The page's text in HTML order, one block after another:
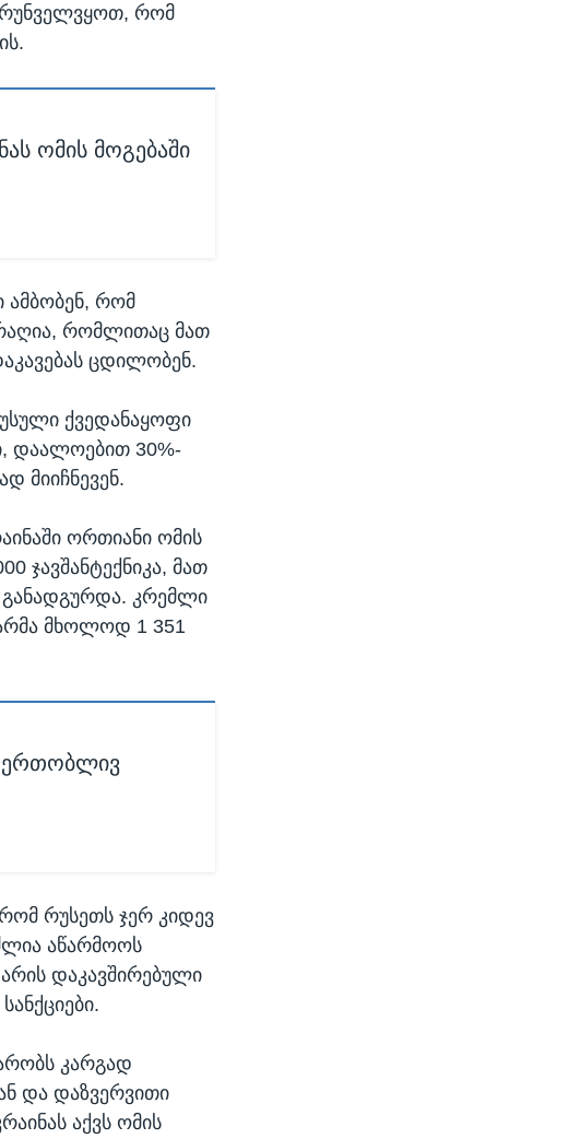
რომ
ომის მოგებაში
ამბობენ, რომ
რომლითაც მათ
ცდილობენ.
ქვედანაყოფი
დაალოებით 30%-
მიიჩნევენ.
ორთიანი ომის
ჯავშანტექნიკა, მათ
კრემლი
მხოლოდ 1 351
ერთობლივ
რუსეთს ჯერ კიდევ
აწარმოოს
დაკავშირებული
კარგად
და დაზვერვითი
აქვს ომის